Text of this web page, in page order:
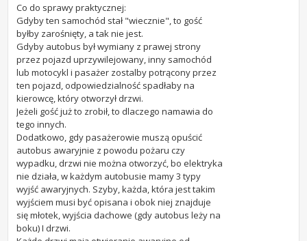
Co do sprawy praktycznej:
Gdyby ten samochód stał "wiecznie", to gość
byłby zarośnięty, a tak nie jest.
Gdyby autobus był wymiany z prawej strony
przez pojazd uprzywilejowany, inny samochód
lub motocykl i pasażer zostalby potrącony przez
ten pojazd, odpowiedzialność spadłaby na
kierowcę, który otworzył drzwi.
Jeżeli gość już to zrobił, to dlaczego namawia do
tego innych.
Dodatkowo, gdy pasażerowie muszą opuścić
autobus awaryjnie z powodu pożaru czy
wypadku, drzwi nie można otworzyć, bo elektryka
nie działa, w każdym autobusie mamy 3 typy
wyjść awaryjnych. Szyby, każda, która jest takim
wyjściem musi być opisana i obok niej znajduje
się młotek, wyjścia dachowe (gdy autobus leży na
boku) I drzwi.